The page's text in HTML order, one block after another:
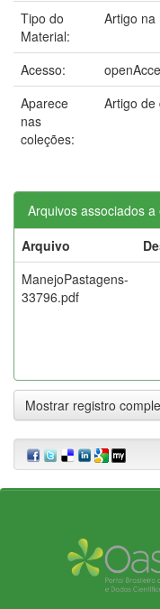
Tipo do
Material:
Artigo na
Acesso:
Aparece
nas
coleções:
Artigo de
Arquivos associados a
Arquivo
ManejoPastagens-
33796.pdf
Mostrar registro